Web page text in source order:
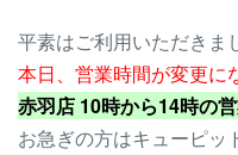
平素はご利用いただきま
本日、営業時間が変更に
赤羽店 10時から14時の営
お急ぎの方はキューピッ